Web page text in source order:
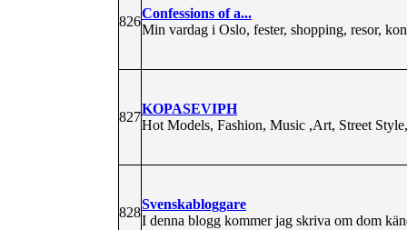
826
Confessions of a...
Min vardag i Oslo, fester, shopping, resor,
827
KOPASEVIPH
Hot Models, Fashion, Music ,Art, Street
828
Svenskabloggare
I denna blogg kommer jag skriva om dom